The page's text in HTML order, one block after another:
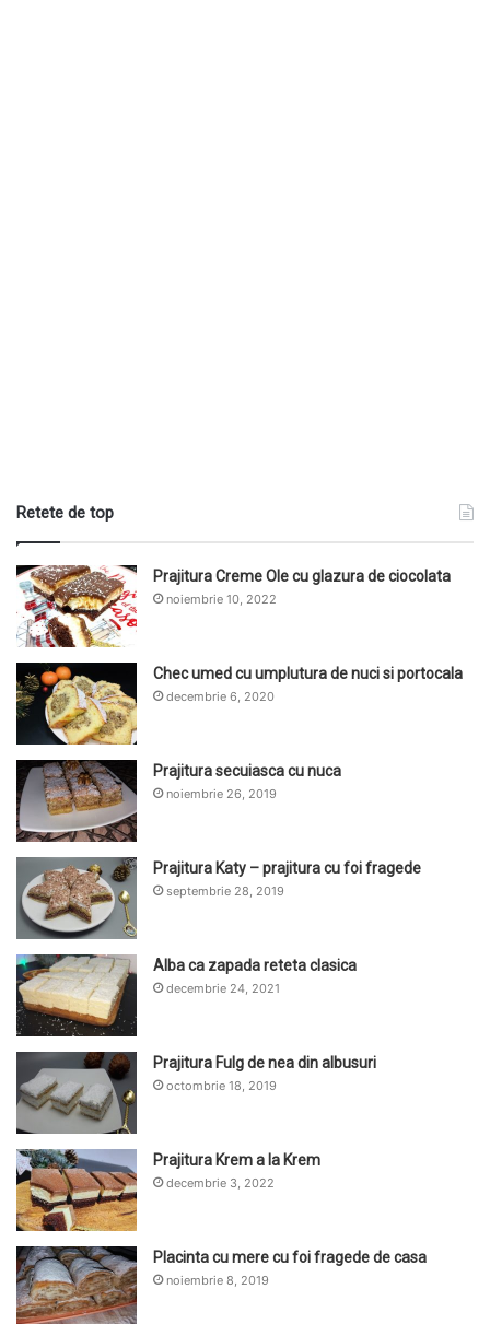
Retete de top
Prajitura Creme Ole cu glazura de ciocolata
noiembrie 10, 2022
Chec umed cu umplutura de nuci si portocala
decembrie 6, 2020
Prajitura secuiasca cu nuca
noiembrie 26, 2019
Prajitura Katy – prajitura cu foi fragede
septembrie 28, 2019
Alba ca zapada reteta clasica
decembrie 24, 2021
Prajitura Fulg de nea din albusuri
octombrie 18, 2019
Prajitura Krem a la Krem
decembrie 3, 2022
Placinta cu mere cu foi fragede de casa
noiembrie 8, 2019